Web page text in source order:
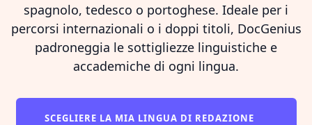
spagnolo, tedesco o portoghese. Ideale per i
percorsi internazionali o i doppi titoli, DocGenius
padroneggia le sottigliezze linguistiche e
accademiche di ogni lingua.
SCEGLIERE LA MIA LINGUA DI REDAZIONE